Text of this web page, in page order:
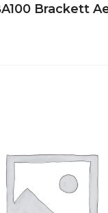
Brackett